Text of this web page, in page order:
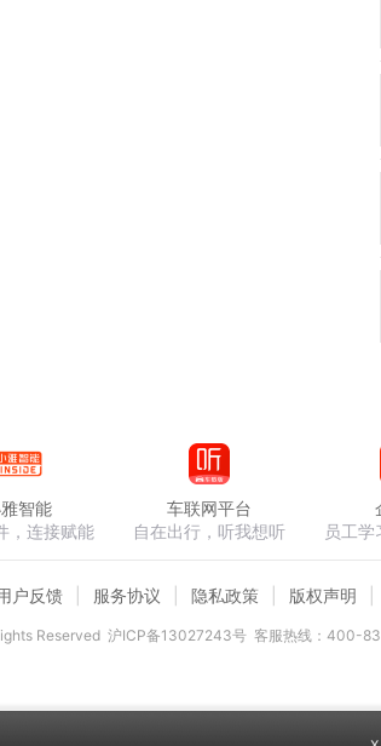
智能
，连接赋能
车联网平台
自在出行，听我想听
员工
户反馈 服务协议 隐私政策 版权声明
Reserved 沪ICP备13027243号 客服热线：400-